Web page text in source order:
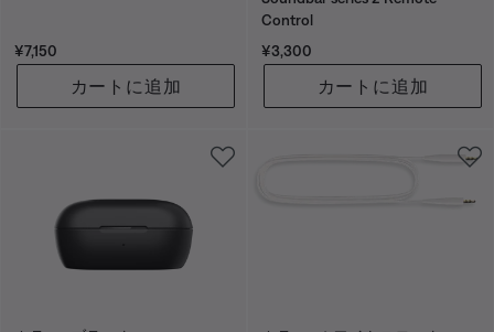
価格:
¥7,150
カートに追加
Control
価格:
¥3,300
カートに追加